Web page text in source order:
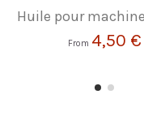
Huile pour
From 4,50 €